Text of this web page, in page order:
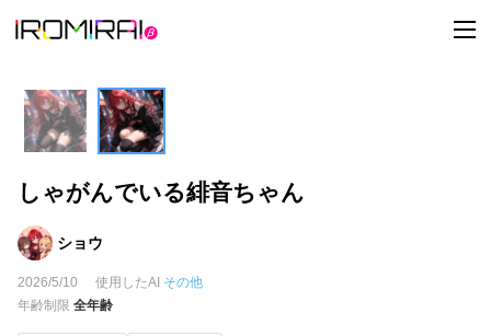
t
o
しゃがんでいる緋音ちゃん
ショウ
2026/5/10 使用したAI その他
年齢制限 全年齢